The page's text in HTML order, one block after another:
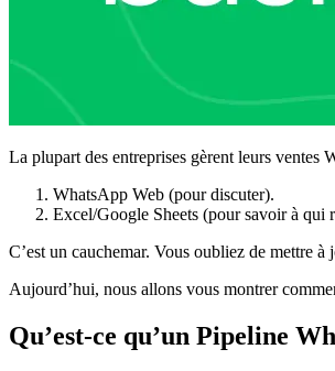
La plupart des entreprises gèrent leurs ventes
WhatsApp Web (pour discuter).
Excel/Google Sheets (pour savoir à qui
C’est un cauchemar. Vous oubliez de mettre
Aujourd’hui, nous allons vous montrer
Qu’est-ce qu’un Pipeline